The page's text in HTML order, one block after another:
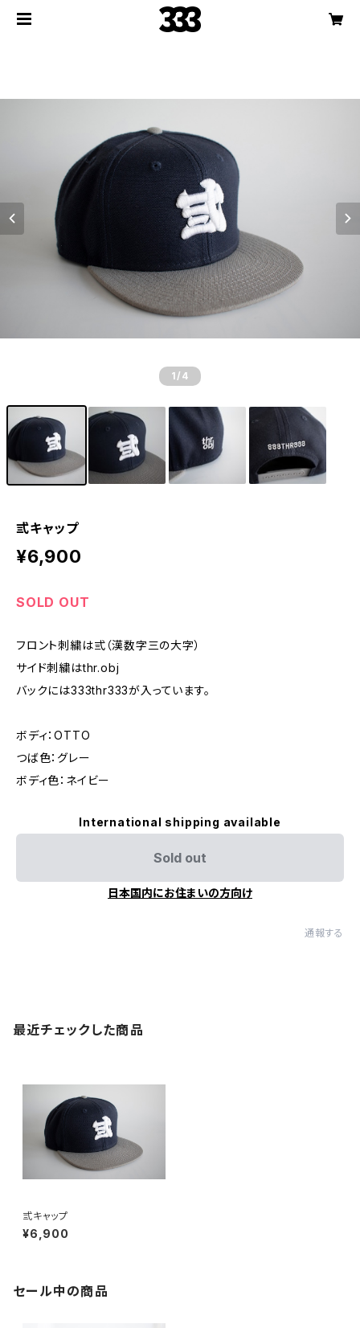
1 /4
弎キャップ
¥6,900
SOLD OUT
フロント刺繍は弎（漢数字三の大字）
サイド刺繍はthr.obj
バックには333thr333が入っています。
ボディ：OTTO
つば色：グレー
ボディ色：ネイビー
International shipping available
Sold out
日本国内にお住まいの方向け
通報する
最近チェックした商品
弎キャップ
¥6,900
セール中の商品